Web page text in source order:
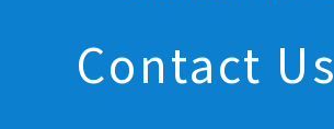
Contact Us